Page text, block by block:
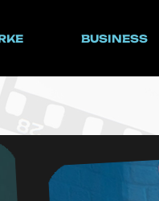
BUSINESS